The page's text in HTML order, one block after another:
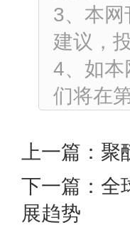
3、本
建议，
4、如本
们将在
上一篇： 聚
下一篇： 全
展趋势